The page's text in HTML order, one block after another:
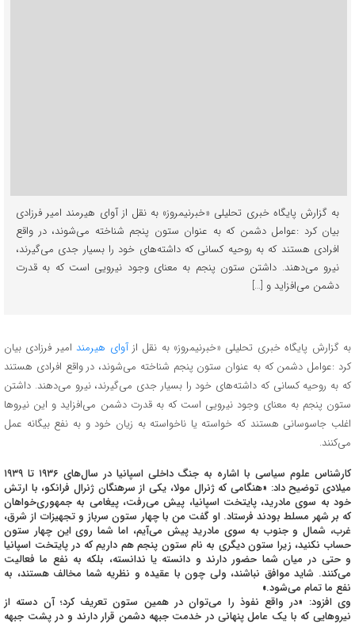
به گزارش پایگاه خبری تحلیلی «خبرنیمروز» به نقل از آوای هیرمند امیر فرزادی
بیان کرد :عوامل دشمن که به عنوان ستون پنجم شناخته می‌شوند، در واقع
افرادی هستند که به روحیه کسانی که داشته‌های خود را بسیار جدی می‌گیرند،
نیرو می‌دهند. داشتن ستون پنجم به معنای وجود نیرویی است که به قدرت
دشمن می‌افزاید و […]
به گزارش پایگاه خبری تحلیلی «خبرنیمروز» به نقل ازآوای هیرمند امیر فرزادی بیان
کرد :عوامل دشمن که به عنوان ستون پنجم شناخته می‌شوند، در واقع افرادی هستند
که به روحیه کسانی که داشته‌های خود را بسیار جدی می‌گیرند، نیرو می‌دهند. داشتن
ستون پنجم به معنای وجود نیرویی است که به قدرت دشمن می‌افزاید و این نیروها
اغلب جاسوسانی هستند که خواسته یا ناخواسته به زیان خود و به نفع بیگانه عمل
می‌کنند.
کارشناس علوم سیاسی با اشاره به جنگ داخلی اسپانیا در سال‌های ۱۹۳۶ تا ۱۹۳۹
میلادی توضیح داد: «هنگامی که ژنرال مولا، یکی از سرهنگان ژنرال فرانکو، با ارتش
خود به سوی مادرید، پایتخت اسپانیا، پیش می‌رفت، پیغامی به جمهوری‌خواهان
که بر شهر مسلط بودند فرستاد. او گفت من با چهار ستون سرباز و تجهیزات از شرق،
غرب، شمال و جنوب به سوی مادرید پیش می‌آیم، اما شما روی این چهار ستون
حساب نکنید، زیرا ستون دیگری به نام ستون پنجم هم داریم که در پایتخت اسپانیا
و حتی در میان شما حضور دارند و دانسته یا ندانسته، بلکه به نفع ما فعالیت
می‌کنند. شاید موافق نباشند، ولی چون با عقیده و نظریه شما مخالف هستند، به
نفع ما تمام می‌شود.»
وی افزود: «در واقع نفوذ را می‌توان در همین ستون تعریف کرد؛ آن دسته از
نیروهایی که با یک عامل پنهانی در خدمت جبهه دشمن قرار دارند و در پشت جبهه